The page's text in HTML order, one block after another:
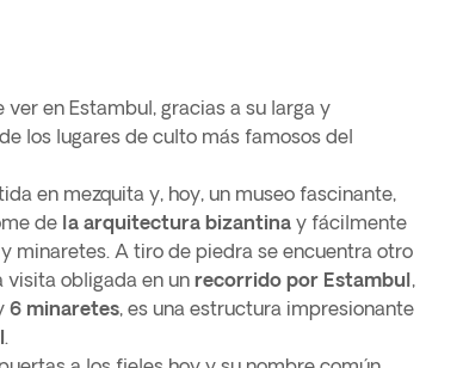
en Estambul, gracias a su larga y
los lugares de culto más famosos del
en mezquita y, hoy, un museo fascinante,
de la arquitectura bizantina y fácilmente
minaretes. A tiro de piedra se encuentra otro
visita obligada en un recorrido por Estambul,
6 minaretes, es una estructura impresionante
.